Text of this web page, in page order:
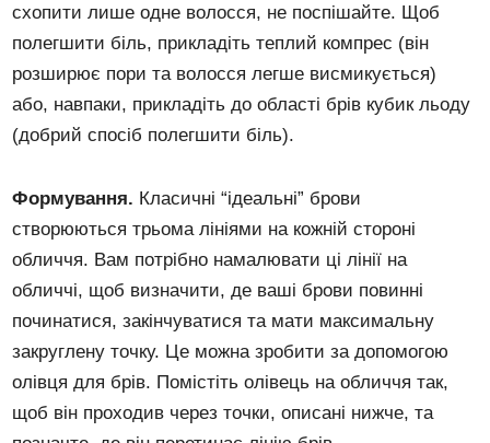
схопити лише одне волосся, не поспішайте. Щоб
полегшити біль, прикладіть теплий компрес (він
розширює пори та волосся легше висмикується)
або, навпаки, прикладіть до області брів кубик льоду
(добрий спосіб полегшити біль).
Формування. Класичні “ідеальні” брови
створюються трьома лініями на кожній стороні
обличчя. Вам потрібно намалювати ці лінії на
обличчі, щоб визначити, де ваші брови повинні
починатися, закінчуватися та мати максимальну
закруглену точку. Це можна зробити за допомогою
олівця для брів. Помістіть олівець на обличчя так,
щоб він проходив через точки, описані нижче, та